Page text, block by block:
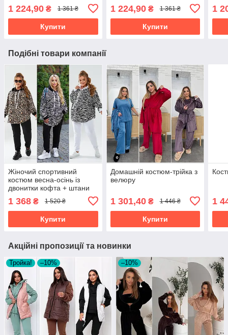
1 224,90 ₴ 1 361 ₴
Купити
1 224,90₴ 1 361 ₴
Купити
1
Подібні товари компанії
Жіночий спортивний
костюм весна-осінь із
двонитки кофта + штани
батал
1 368 ₴ 1 520 ₴
Купити
Домашній костюм-трійка з
велюру
1 301,40₴ 1 446 ₴
Купити
1
Акційні пропозиції та новинки
Тройка! –10% –10%